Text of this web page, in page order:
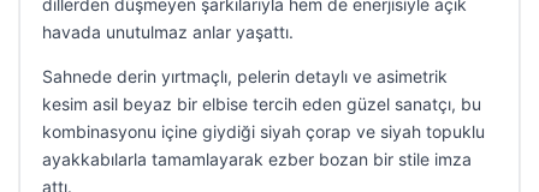
dillerden düşmeyen şarkılarıyla hem de enerjisiyle açık
havada unutulmaz anlar yaşattı.
Sahnede derin yırtmaçlı, pelerin detaylı ve asimetrik
kesim asil beyaz bir elbise tercih eden güzel sanatçı, bu
kombinasyonu içine giydiği siyah çorap ve siyah topuklu
ayakkabılarla tamamlayarak ezber bozan bir stile imza
attı.